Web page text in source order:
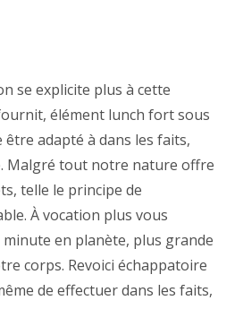
se explicite plus à cette
élément lunch fort sous
adapté à dans les faits,
Malgré tout notre nature offre
telle le principe de
À vocation plus vous
en planète, plus grande
corps. Revoici échappatoire
de effectuer dans les faits,